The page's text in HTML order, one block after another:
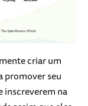
criar um
promover seu
inscreverem na